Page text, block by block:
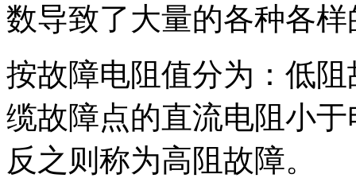
数导致了大量的各种各
按故障电阻值分为：低
缆故障点的直流电阻小
反之则称为高阻故障。